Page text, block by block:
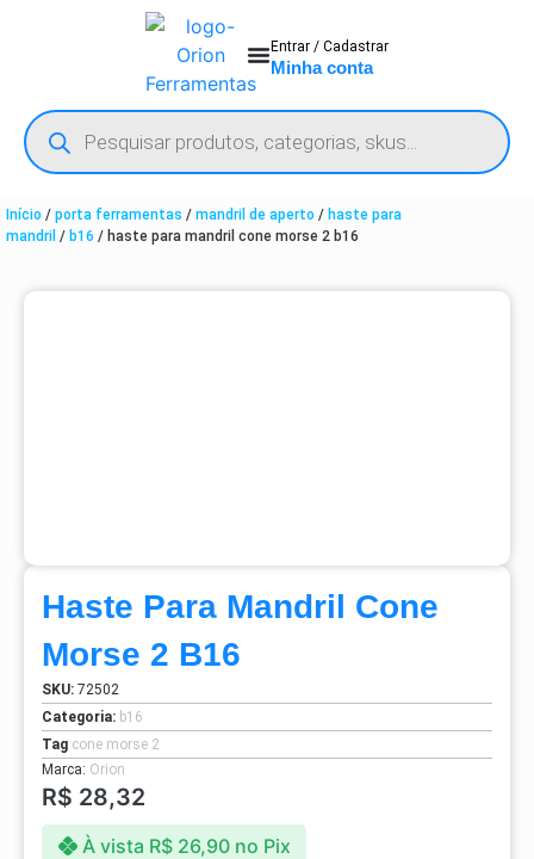
Entrar / Cadastrar
Minha conta
Início / porta ferramentas / mandril de aperto / haste para
mandril / b16 / haste para mandril cone morse 2 b16
Haste Para Mandril Cone
Morse 2 B16
SKU: 72502
Categoria: b16
Tag cone morse 2
Marca: Orion
R$ 28,32
À vista R$26,90 no Pix